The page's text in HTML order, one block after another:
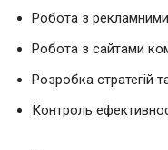
Робота з
Робота з сайтами
Розробка стратегій
Контроль